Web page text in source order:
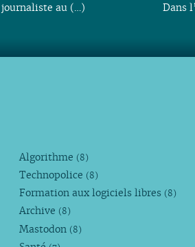
journaliste au (…)
Dans
Algorithme (8)
Technopolice (8)
Formation aux logiciels libres (8)
Archive (8)
Mastodon (8)